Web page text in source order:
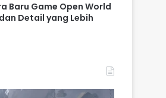
Baru Game Open World
Detail yang Lebih